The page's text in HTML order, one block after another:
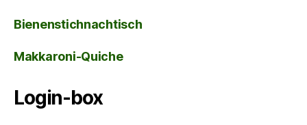
Bienenstichnachtisch
Makkaroni-Quiche
Login-box